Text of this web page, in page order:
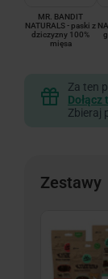
MR. BANDIT
NATURALS - paski z
dziczyzny 100%
mięsa
Za ten
Dołącz
Zbieraj
Zestawy